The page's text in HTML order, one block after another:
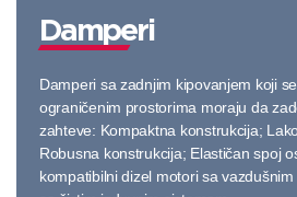
Damperi
Damperi sa zadnjim kipovanjem koji
ograničenim prostorima moraju da
zahteve: Kompaktna konstrukcija;
Robusna konstrukcija; Elastičan spoj
kompatibilni dizel motori sa